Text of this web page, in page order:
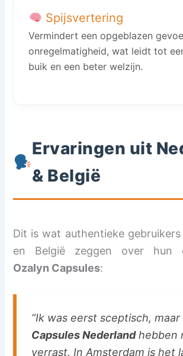
Spijsvertering
Vermindert een opgeblazen
onregelmatigheid, wat leidt tot
buik en een beter welzijn.
Ervaringen uit
& België
Dit is wat authentieke
en België zeggen over hun
Ozalyn Capsules:
“Ik was eerst sceptisch, maar
Capsules Nederlandhebben
verrast. In Amsterdam is het